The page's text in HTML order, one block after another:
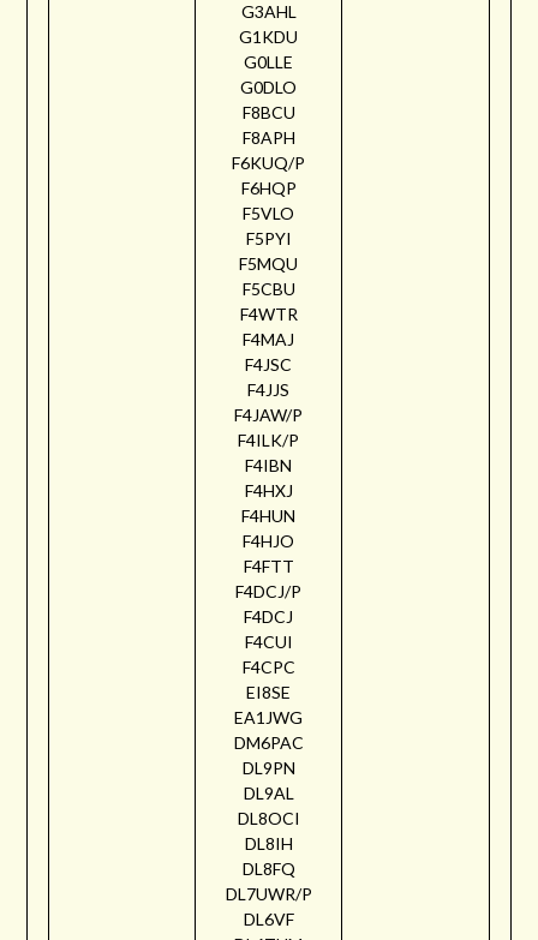
G3AHL
G1KDU
G0LLE
G0DLO
F8BCU
F8APH
F6KUQ/P
F6HQP
F5VLO
F5PYI
F5MQU
F5CBU
F4WTR
F4MAJ
F4JSC
F4JJS
F4JAW/P
F4ILK/P
F4IBN
F4HXJ
F4HUN
F4HJO
F4FTT
F4DCJ/P
F4DCJ
F4CUI
F4CPC
EI8SE
EA1JWG
DM6PAC
DL9PN
DL9AL
DL8OCI
DL8IH
DL8FQ
DL7UWR/P
DL6VF